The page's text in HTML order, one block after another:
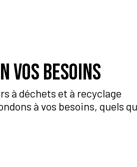
vos besoins
à déchets et à recyclage
à vos besoins, quels